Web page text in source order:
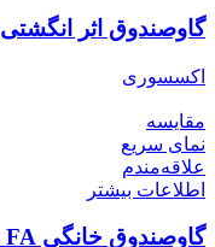
گاوصندوق اثر انگشتی EFI702
اکسسوری
مقایسه
نمای سریع
علاقه‌مندم
اطلاعات بیشتر
گاوصندوق خانگی RST-14 FA